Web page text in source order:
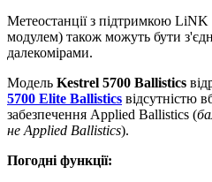
Метеостанції з підтримкою LiNK
модулем) також можуть бути
далекомірами.
Модель Kestrel 5700 Ballistics
5700 Elite Ballistics відсутністю
забезпечення Applied Ballistics (
не Applied Ballistics).
Погодні функції: